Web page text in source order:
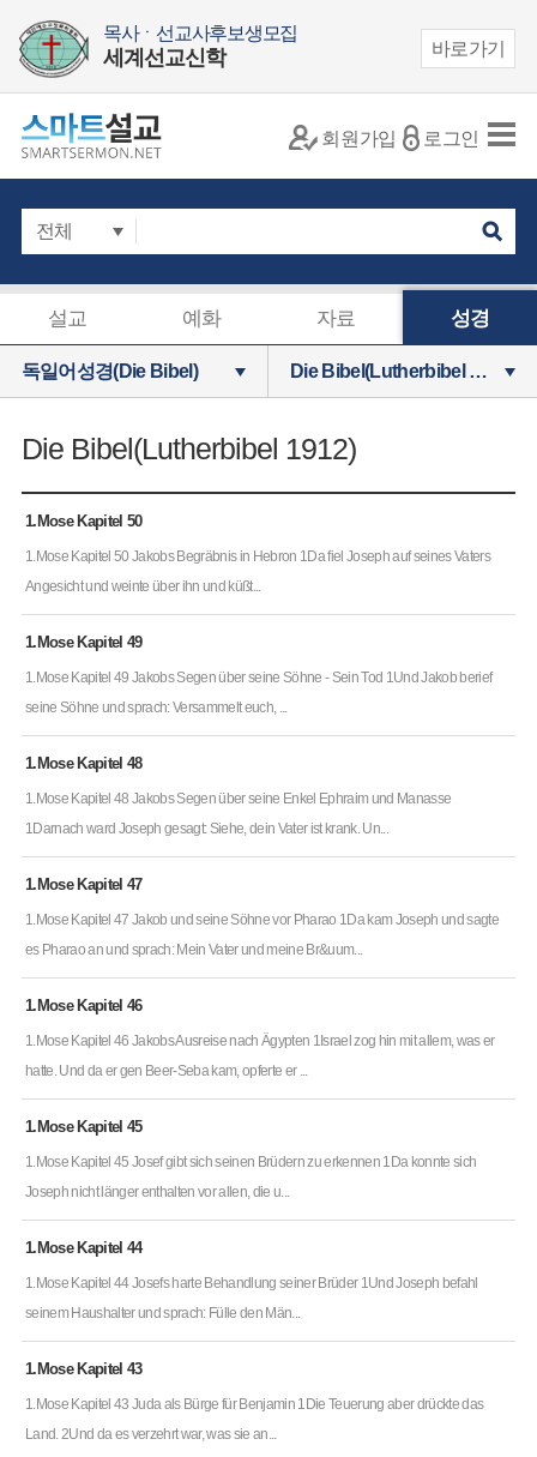
목사ㆍ선교사후보생모집
세계선교신학 바로가기
회원가입 로그인
설교 예화 자료 성경
독일어성경(Die Bibel) Die Bibel(Lutherbibel 1912)
Die Bibel(Lutherbibel 1912)
1.Mose Kapitel 50
1.Mose Kapitel 50 Jakobs Begräbnis in Hebron 1Da fiel Joseph auf seines Vaters
Angesicht und weinte über ihn und küßt...
1.Mose Kapitel 49
1.Mose Kapitel 49 Jakobs Segen über seine Söhne - Sein Tod 1Und Jakob berief
seine Söhne und sprach: Versammelt euch, ...
1.Mose Kapitel 48
1.Mose Kapitel 48 Jakobs Segen über seine Enkel Ephraim und Manasse
1Darnach ward Joseph gesagt: Siehe, dein Vater ist krank. Un...
1.Mose Kapitel 47
1.Mose Kapitel 47 Jakob und seine Söhne vor Pharao 1Da kam Joseph und sagte
es Pharao an und sprach: Mein Vater und meine Br&uum...
1.Mose Kapitel 46
1.Mose Kapitel 46 Jakobs Ausreise nach Ägypten 1Israel zog hin mit allem, was er
hatte. Und da er gen Beer-Seba kam, opferte er ...
1.Mose Kapitel 45
1.Mose Kapitel 45 Josef gibt sich seinen Brüdern zu erkennen 1Da konnte sich
Joseph nicht länger enthalten vor allen, die u...
1.Mose Kapitel 44
1.Mose Kapitel 44 Josefs harte Behandlung seiner Brüder 1Und Joseph befahl
seinem Haushalter und sprach: Fülle den Män...
1.Mose Kapitel 43
1.Mose Kapitel 43 Juda als Bürge für Benjamin 1Die Teuerung aber drückte das
Land. 2Und da es verzehrt war, was sie an...